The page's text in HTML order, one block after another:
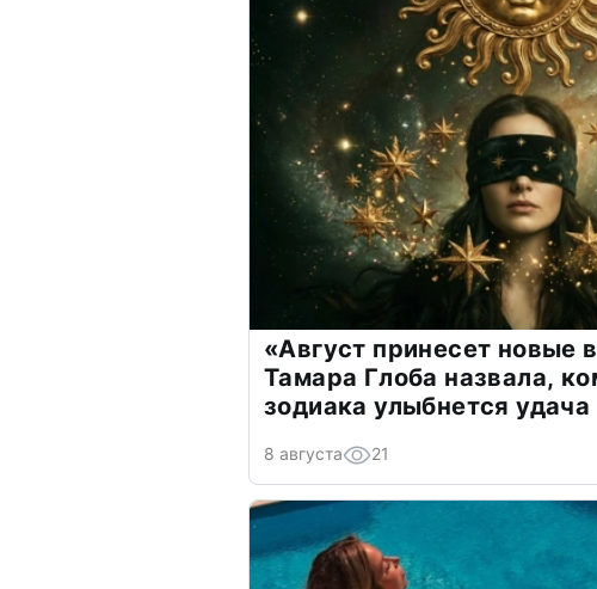
«Август принесет новые
Тамара Глоба назвала,
зодиака улыбнется удача
8 августа 21